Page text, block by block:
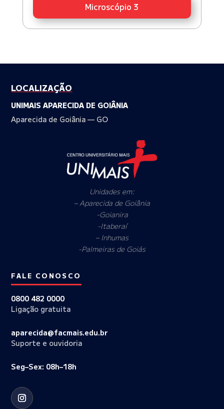
Microscópio 3
LOCALIZAÇÃO
UNIMAIS APARECIDA DE GOIÂNIA
Aparecida de Goiânia — GO
Unidades em:
– Aparecida de Goiânia
-Goianira
-Itaberaí
– Inhumas
-Palmeiras de Goiás
FALE CONOSCO
0800 482 0000
Ligação gratuita
aparecida@facmais.edu.br
Suporte e ouvidoria
Seg–Sex: 08h–18h